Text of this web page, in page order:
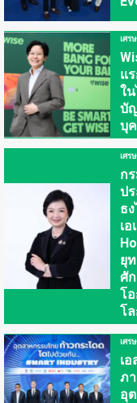
เศร
แ
ใ
บั
บุ
เศร
ก
ป
ธ
เ
ยุ
ศั
โ
โ
เศร
เ
ภ
อุ